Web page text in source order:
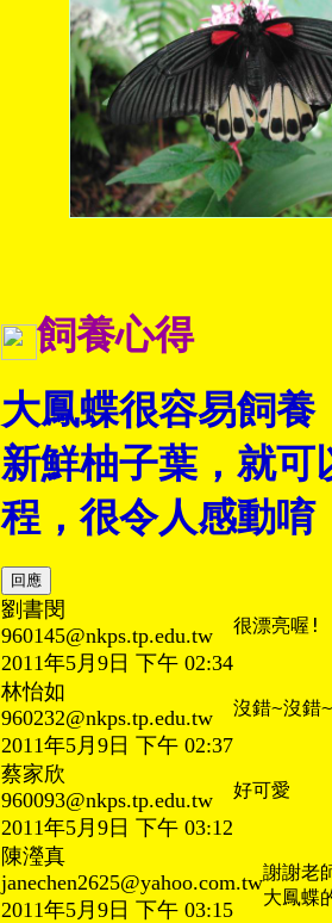
飼養心得
大鳳蝶很容易飼
新鮮柚子葉，就
程，很令人感動唷
劉書閔
960145@nkps.tp.edu.tw
2011年5月9日 下午 02:34
很漂亮喔!
林怡如
960232@nkps.tp.edu.tw
2011年5月9日 下午 02:37
蔡家欣
960093@nkps.tp.edu.tw
2011年5月9日 下午 03:12
好可愛
陳瀅真
janechen2625@yahoo.com.tw
2011年5月9日 下午 03:15
謝謝老
大鳳蝶